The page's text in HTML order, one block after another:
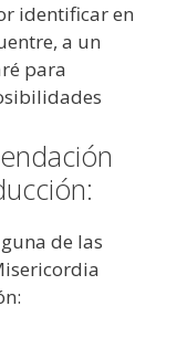
identificar en
a un
para
de las